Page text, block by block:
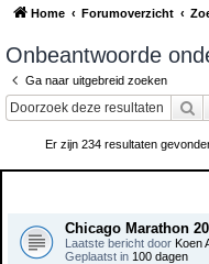
Home Forumoverzicht
Onbeantwoorde
Ga naar uitgebreid zoeken
Er zijn 234 resultaten
Chicago Marathon
Laatste bericht door Koen
Geplaatst in 100 dagen